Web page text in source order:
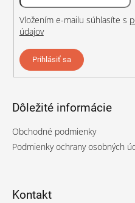
Vložením e-mailu súhlasíte s
údajov
Prihlásiť sa
Dôležité informácie
Obchodné podmienky
Podmienky ochrany osobných
Kontakt